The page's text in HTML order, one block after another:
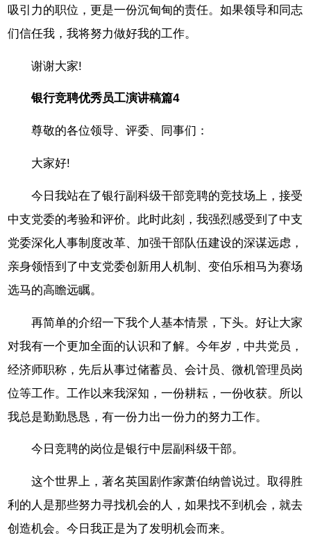
吸引力的职位，更是一份沉甸甸的责任。如果领导和同志
们信任我，我将努力做好我的工作。
谢谢大家!
银行竞聘优秀员工演讲稿篇4
尊敬的各位领导、评委、同事们：
大家好!
今日我站在了银行副科级干部竞聘的竞技场上，接受
中支党委的考验和评价。此时此刻，我强烈感受到了中支
党委深化人事制度改革、加强干部队伍建设的深谋远虑，
亲身领悟到了中支党委创新用人机制、变伯乐相马为赛场
选马的高瞻远瞩。
再简单的介绍一下我个人基本情景，下头。好让大家
对我有一个更加全面的认识和了解。今年岁，中共党员，
经济师职称，先后从事过储蓄员、会计员、微机管理员岗
位等工作。工作以来我深知，一份耕耘，一份收获。所以
我总是勤勤恳恳，有一份力出一份力的努力工作。
今日竞聘的岗位是银行中层副科级干部。
这个世界上，著名英国剧作家萧伯纳曾说过。取得胜
利的人是那些努力寻找机会的人，如果找不到机会，就去
创造机会。今日我正是为了发明机会而来。